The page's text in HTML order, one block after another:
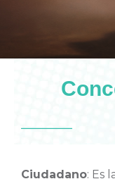
Ciudadano: Es